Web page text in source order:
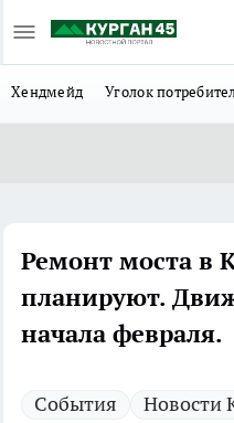
Хендмейд Уголок
Ремонт моста в
планируют.
начала февраля.
Cобытия
Новости